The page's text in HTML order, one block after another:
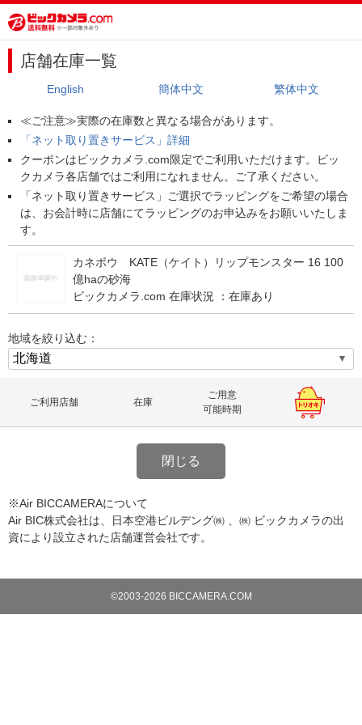
店舗在庫一覧
English 簡体中文 繁体中文
≪ご注意≫実際の在庫数と異なる場合があります。
「ネット取り置きサービス」詳細
クーポンはビックカメラ.com限定でご利用いただけます。ビッ
クカメラ各店舗ではご利用になれません。ご了承ください。
「ネット取り置きサービス」ご選択でラッピングをご希望の場合
は、お会計時に店舗にてラッピングのお申込みをお願いいたしま
す。
カネボウ KATE（ケイト）リップモンスター 16 100
億haの砂海
ビックカメラ.com 在庫状況 ： 在庫あり
地域を絞り込む：
ご利用店舗 在庫
ご用意
可能時期
閉じる
※Air BICCAMERAについて
Air BIC株式会社は、日本空港ビルデング㈱ 、㈱ ビックカメラの出
資により設立された店舗運営会社です。
©2003-2026 BICCAMERA.COM